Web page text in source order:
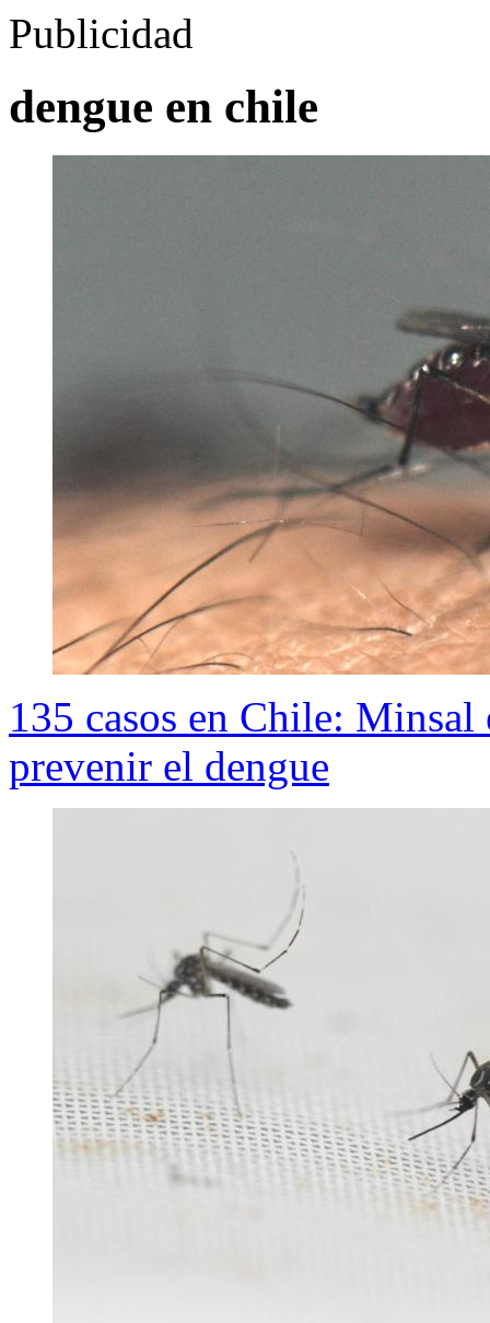
Publicidad
dengue en chile
135 casos en Chile: Minsal
prevenir el dengue